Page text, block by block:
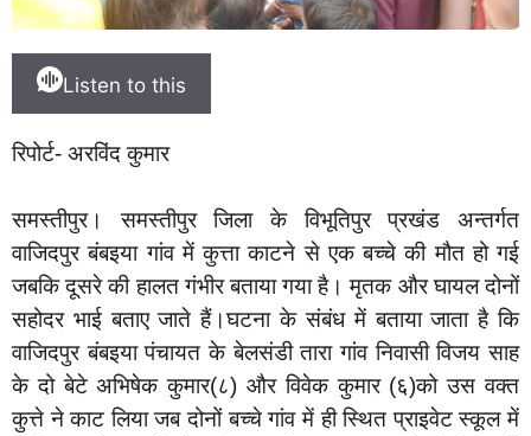
Listen to this
रिपोर्ट- अरविंद कुमार
समस्तीपुर। समस्तीपुर जिला के विभूतिपुर प्रखंड अन्तर्गत
वाजिदपुर बंबइया गांव में कुत्ता काटने से एक बच्चे की मौत हो गई
जबकि दूसरे की हालत गंभीर बताया गया है। मृतक और घायल दोनों
सहोदर भाई बताए जाते हैं।घटना के संबंध में बताया जाता है कि
वाजिदपुर बंबइया पंचायत के बेलसंडी तारा गांव निवासी विजय साह
के दो बेटे अभिषेक कुमार(८) और विवेक कुमार (६)को उस वक्त
कुत्ते ने काट लिया जब दोनों बच्चे गांव में ही स्थित प्राइवेट स्कूल में